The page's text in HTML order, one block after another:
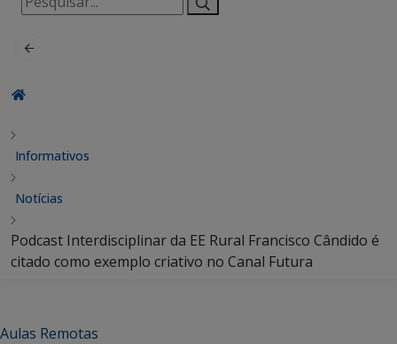
por:
Informativos
Notícias
Podcast Interdisciplinar da EE Rural Francisco Cândido é
citado como exemplo criativo no Canal Futura
Aulas Remotas